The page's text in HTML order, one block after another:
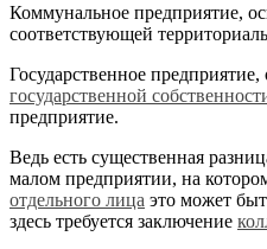
Коммунальное предприятие,
соответствующей
Государственное предприятие,
государственной
предприятие.
Ведь есть существенная
малом предприятии, на
отдельного лица это может
здесь требуется заключение